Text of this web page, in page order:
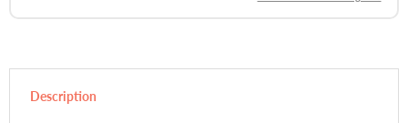
Description